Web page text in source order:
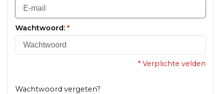
Wachtwoord: *
* Verplichte velden
Wachtwoord vergeten?